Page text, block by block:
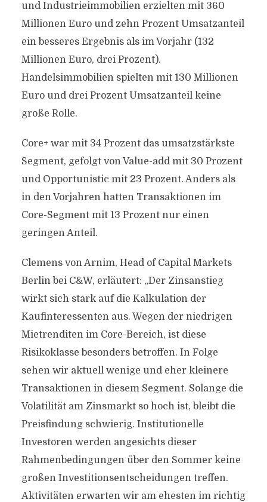
und Industrieimmobilien erzielten mit 360
Millionen Euro und zehn Prozent Umsatzanteil
ein besseres Ergebnis als im Vorjahr (132
Millionen Euro, drei Prozent).
Handelsimmobilien spielten mit 130 Millionen
Euro und drei Prozent Umsatzanteil keine
große Rolle.
Core+ war mit 34 Prozent das umsatzstärkste
Segment, gefolgt von Value-add mit 30 Prozent
und Opportunistic mit 23 Prozent. Anders als
in den Vorjahren hatten Transaktionen im
Core-Segment mit 13 Prozent nur einen
geringen Anteil.
Clemens von Arnim, Head of Capital Markets
Berlin bei C&W, erläutert: „Der Zinsanstieg
wirkt sich stark auf die Kalkulation der
Kaufinteressenten aus. Wegen der niedrigen
Mietrenditen im Core-Bereich, ist diese
Risikoklasse besonders betroffen. In Folge
sehen wir aktuell wenige und eher kleinere
Transaktionen in diesem Segment. Solange die
Volatilität am Zinsmarkt so hoch ist, bleibt die
Preisfindung schwierig. Institutionelle
Investoren werden angesichts dieser
Rahmenbedingungen über den Sommer keine
großen Investitionsentscheidungen treffen.
Aktivitäten erwarten wir am ehesten im richtig